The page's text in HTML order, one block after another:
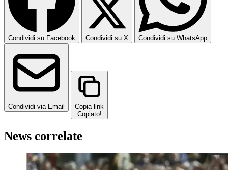
Condividi su Facebook Condividi su X Condividi su WhatsApp
Condividi via Email
Copia link
Copiato!
News correlate